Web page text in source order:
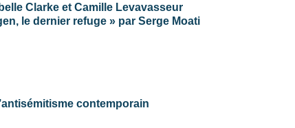
Clarke et Camille Levavasseur
le dernier refuge » par Serge Moati
contemporain